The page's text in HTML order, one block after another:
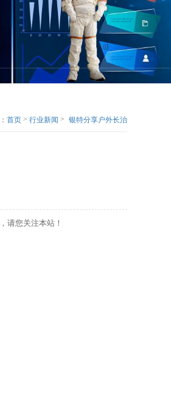
首页 > 行业新闻 > 银特分享户外长治
请您关注本站！